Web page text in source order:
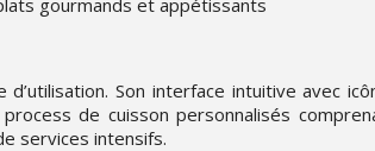
d’utilisation. Son interface intuitive avec
de cuisson personnalisés
services intensifs.